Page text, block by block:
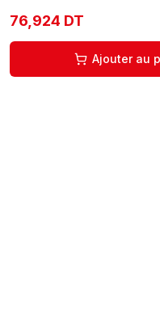
76,924 DT
Ajouter au